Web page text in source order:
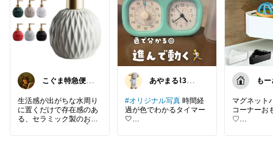
こぐま特急便🚄
生活感が出がちな水周り
に置くだけで存在感のあ
る、セラミック製のお洒
あやまる⌇3歳男
オリ写
#オリジナル写真 時間経
過が色でわかるタイマー
🤍
も
⭐️
マグネット
コーナーお
♡